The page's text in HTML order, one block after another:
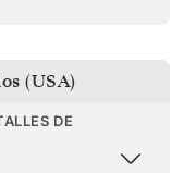
(USA)
DE